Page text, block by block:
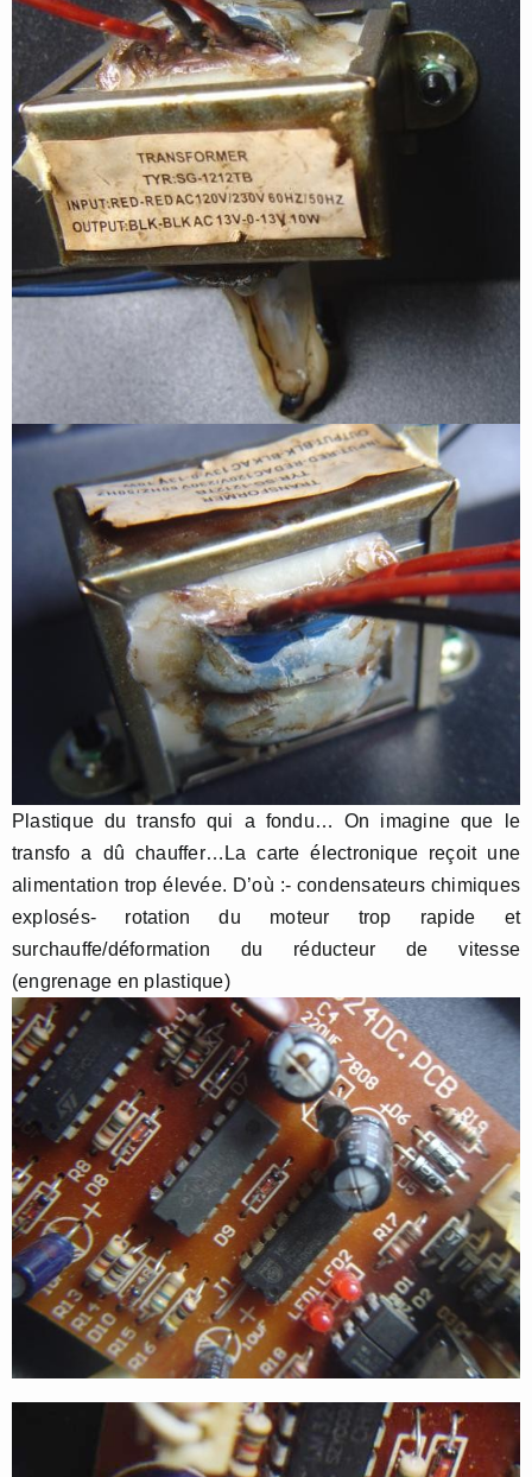
Plastique du transfo qui a fondu… On imagine que le
transfo a dû chauffer…La carte électronique reçoit une
alimentation trop élevée. D’où :- condensateurs chimiques
explosés- rotation du moteur trop rapide et
surchauffe/déformation du réducteur de vitesse
(engrenage en plastique)